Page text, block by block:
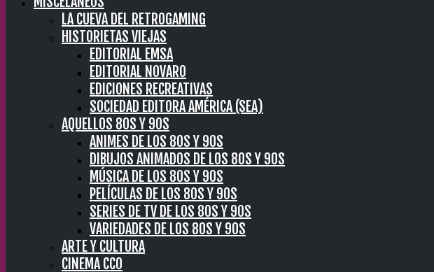
LA CUEVA DEL RETROGAMING
HISTORIETAS VIEJAS
EDITORIAL EMSA
EDITORIAL NOVARO
EDICIONES RECREATIVAS
SOCIEDAD EDITORA AMÉRICA (SEA)
AQUELLOS 80S Y 90S
ANIMES DE LOS 80S Y 90S
DIBUJOS ANIMADOS DE LOS 80S Y 90S
MÚSICA DE LOS 80S Y 90S
PELÍCULAS DE LOS 80S Y 90S
SERIES DE TV DE LOS 80S Y 90S
VARIEDADES DE LOS 80S Y 90S
ARTE Y CULTURA
CINEMA CC0